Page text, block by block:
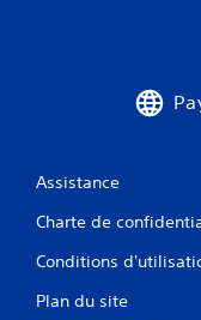
Assistance
Charte de
Conditions
Plan du site